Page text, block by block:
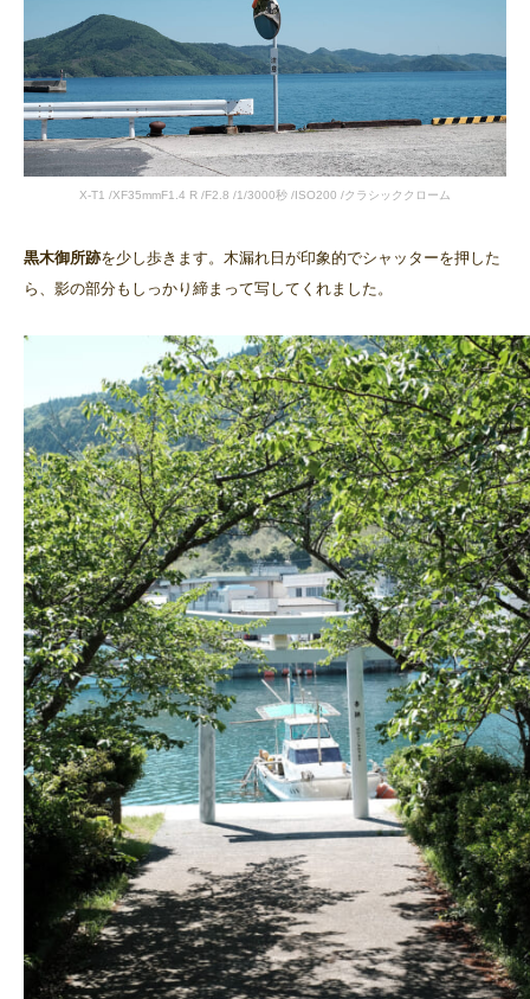
X-T1 /XF35mmF1.4 R /F2.8 /1/3000秒 /ISO200 /クラシッククローム
黒木御所跡を少し歩きます。木漏れ日が印象的でシャッターを押した
ら、影の部分もしっかり締まって写してくれました。